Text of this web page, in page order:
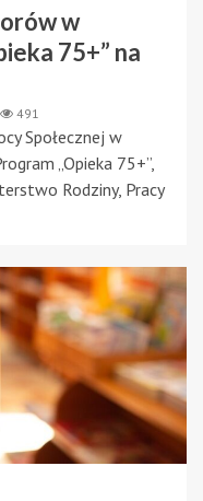
w
75+” na
491
Społecznej w
„Opieka 75+”,
Rodziny, Pracy